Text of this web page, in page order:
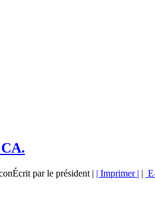
Écrit par le président | | Imprimer | |